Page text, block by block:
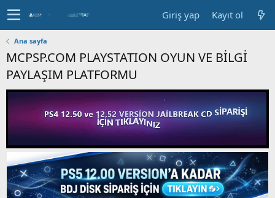
Giriş yap Kayıt ol
Ana sayfa
MCPSP.COM PLAYSTATION OYUN VE BİLGİ
PAYLAŞIM PLATFORMU